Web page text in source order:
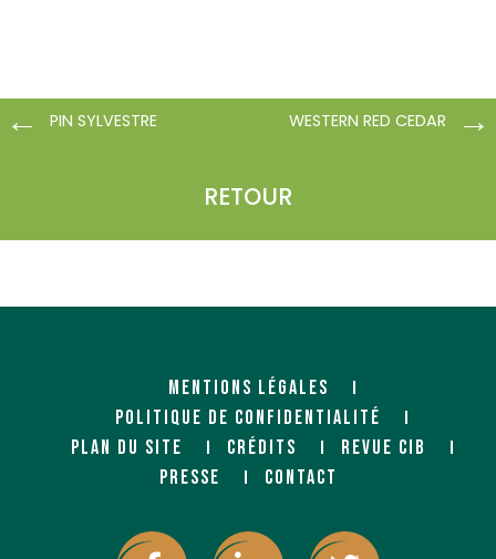
PIN SYLVESTRE
RETOUR
WESTERN RED CEDAR
MENTIONS LÉGALES
POLITIQUE DE CONFIDENTIALITÉ
PLAN DU SITE
CRÉDITS
REVUE CIB
PRESSE
CONTACT